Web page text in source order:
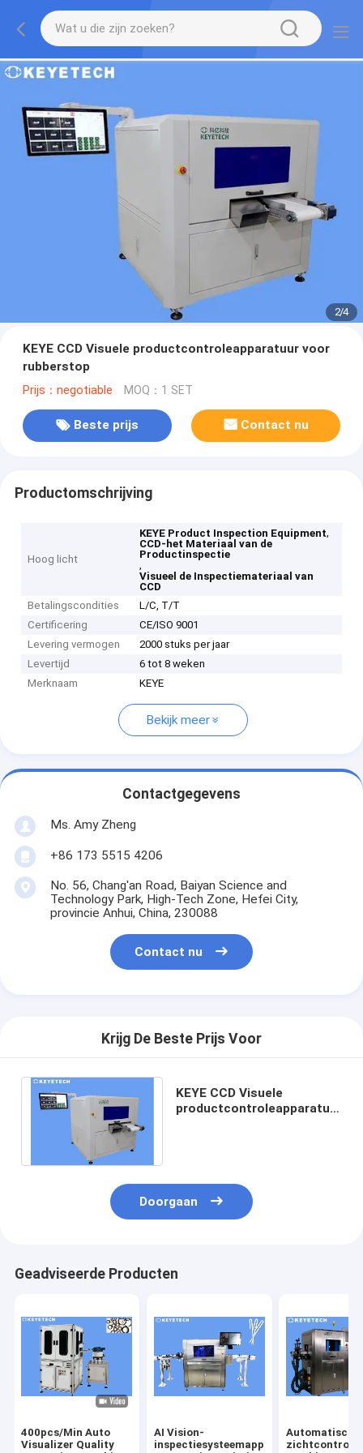
2/4
KEYE CCD Visuele productcontroleapparatuur voor
rubberstop
Prijs：negotiable MOQ：1 SET
Beste prijs Contact nu
Productomschrijving
Hoog licht
KEYE Product Inspection Equipment,
CCD-het Materiaal van de
Productinspectie
,
Visueel de Inspectiemateriaal van
CCD
Betalingscondities
L/C, T/T
Certificering
CE/ISO 9001
Levering vermogen
2000 stuks per jaar
Levertijd
6 tot 8 weken
Merknaam
KEYE
Bekijk meer
Contactgegevens
Ms. Amy Zheng
+86 173 5515 4206
No. 56, Chang'an Road, Baiyan Science and
Technology Park, High-Tech Zone, Hefei City,
provincie Anhui, China, 230088
Contact nu
Krijg De Beste Prijs Voor
KEYE CCD Visuele
productcontroleapparatuur
Doorgaan
Geadviseerde Producten
400pcs/Min Auto
Visualizer Quality
AI Vision-
inspectiesysteemapparatuur
Automatische
zichtcontrole-